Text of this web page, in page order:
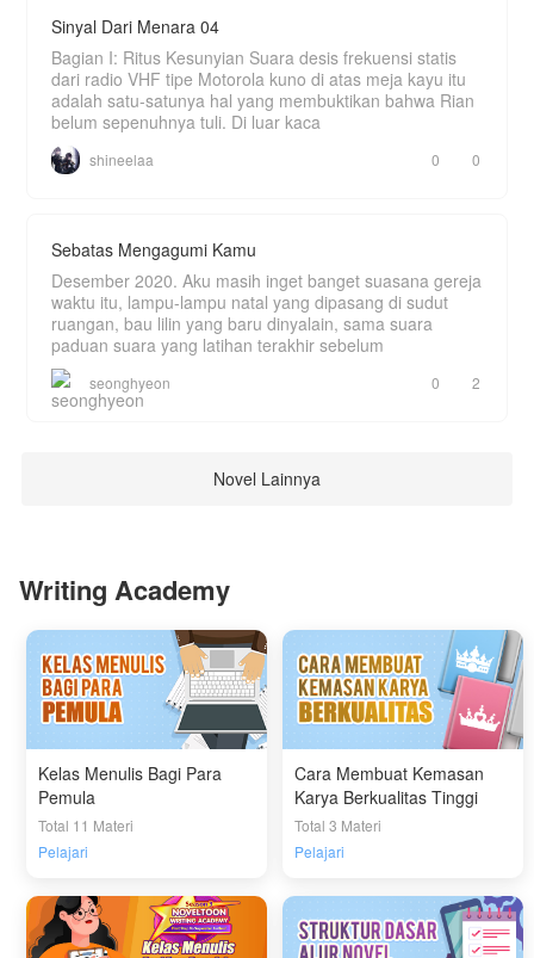
Sinyal Dari Menara 04
Bagian I: Ritus Kesunyian Suara desis frekuensi statis
dari radio VHF tipe Motorola kuno di atas meja kayu itu
adalah satu-satunya hal yang membuktikan bahwa Rian
belum sepenuhnya tuli. Di luar kaca
shineelaa 0 0
Sebatas Mengagumi Kamu
Desember 2020. Aku masih inget banget suasana gereja
waktu itu, lampu-lampu natal yang dipasang di sudut
ruangan, bau lilin yang baru dinyalain, sama suara
paduan suara yang latihan terakhir sebelum
seonghyeon 0 2
Novel Lainnya
Writing Academy
Kelas Menulis Bagi Para
Pemula
Total 11 Materi
Pelajari
Cara Membuat Kemasan
Karya Berkualitas Tinggi
Total 3 Materi
Pelajari